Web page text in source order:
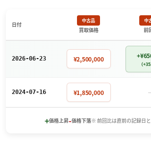
日付
中古品
買取価格
中
前
2026-06-23 ¥2,500,000
（
2024-07-16 ¥1,850,000
+価格上昇-価格下落※ 前回比は直前の記録日